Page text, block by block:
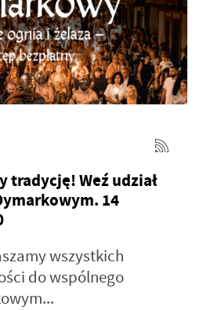
tradycję! Weź udział
14
wszystkich
do wspólnego